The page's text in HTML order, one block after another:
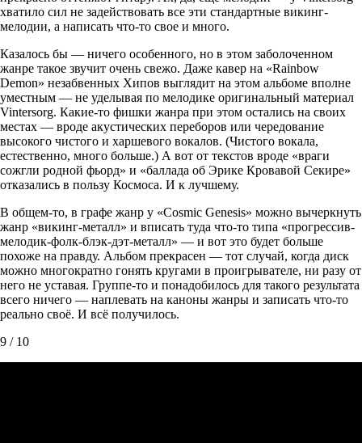
хватило сил не задействовать все эти стандартные викинг-
мелодии, а написать что-то свое и много.
Казалось бы — ничего особенного, но в этом заболоченном
жанре такое звучит очень свежо. Даже кавер на «Rainbow
Demon» незабвенных Хипов выглядит на этом альбоме вполне
уместным — не уделывая по мелодике оригинальный материал
Vintersorg. Какие-то фишки жанра при этом остались на своих
местах — вроде акустических переборов или чередование
высокого чистого и харшевого вокалов. (Чистого вокала,
естественно, много больше.) А вот от текстов вроде «враги
сожгли родной фьорд» и «баллада об Эрике Кровавой Секире»
отказались в пользу Космоса. И к лучшему.
В общем-то, в графе жанр у «Cosmic Genesis» можно вычеркнуть
жанр «викинг-металл» и вписать туда что-то типа «прогрессив-
мелодик-фолк-блэк-дэт-металл» — и вот это будет больше
похоже на правду. Альбом прекрасен — тот случай, когда диск
можно многократно гонять кругами в проигрывателе, ни разу от
него не уставая. Группе-то и понадобилось для такого результата
всего ничего — наплевать на каноны жанры и записать что-то
реально своё. И всё получилось.
9 / 10